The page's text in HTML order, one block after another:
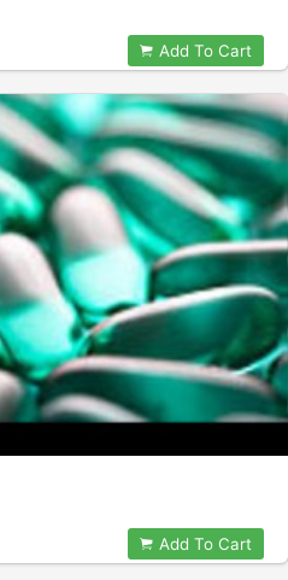
Add To Cart
Add To Cart